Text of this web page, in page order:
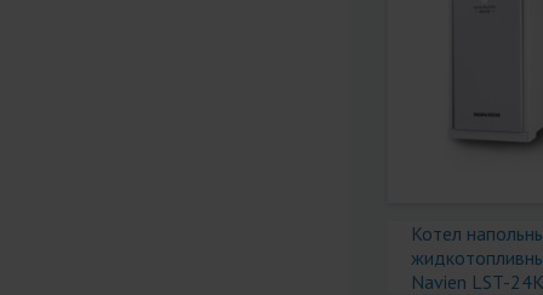
Котел
Navien LST-